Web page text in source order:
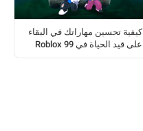
كيفية تحسين مهاراتك في البقاء
على قيد الحياة في Roblox 99